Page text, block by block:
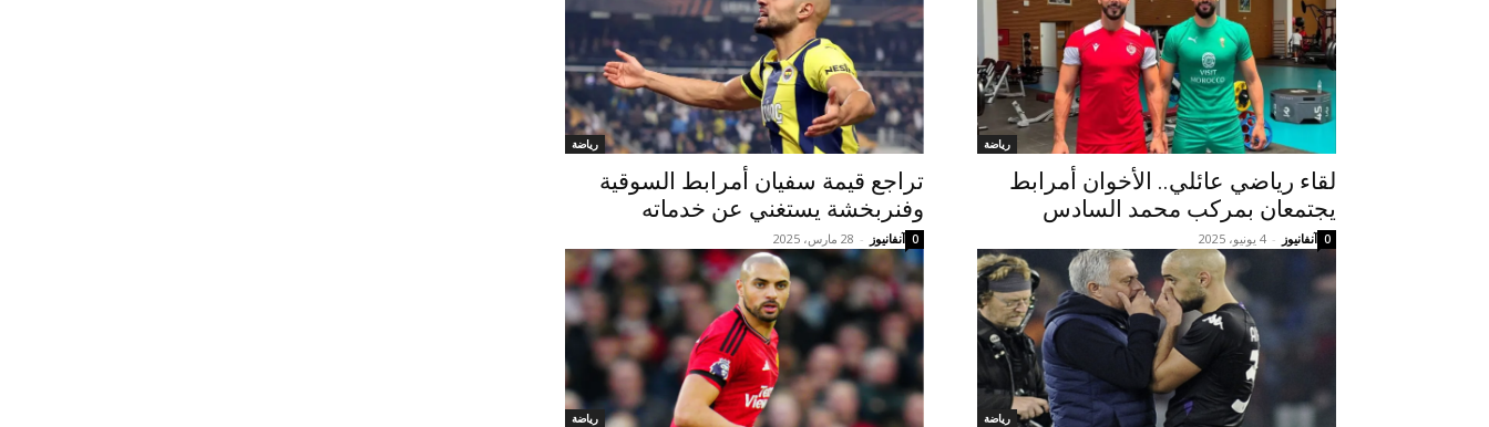
رياضة
لقاء رياضي عائلي.. الأخوان أمرابط
يجتمعان بمركب محمد السادس
آنفانيوز - 4 يونيو، 2025 0
رياضة
تراجع قيمة سفيان أمرابط السوقية
وفنربخشة يستغني عن خدماته
آنفانيوز - 28 مارس، 2025 0
رياضة رياضة